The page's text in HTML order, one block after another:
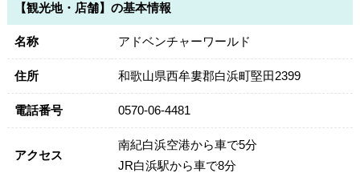
【観光地・店舗】の基本情報
名称 アドベンチャーワールド
住所 和歌山県西牟婁郡白浜町堅田2399
電話番号 0570-06-4481
アクセス
南紀白浜空港から車で5分
JR白浜駅から車で8分